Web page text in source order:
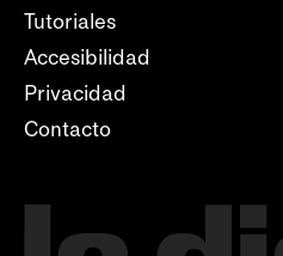
Tutoriales
Accesibilidad
Privacidad
Contacto